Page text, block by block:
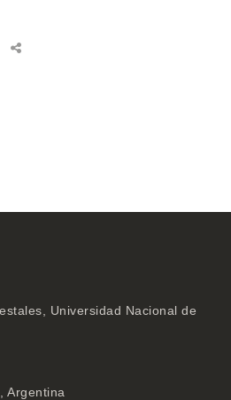
Universidad Nacional de
Argentina